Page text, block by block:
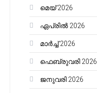
മെയ്‌ 2026
ഏപ്രിൽ 2026
മാർച്ച്‌ 2026
ഫെബ്രുവരി 2026
ജനുവരി 2026